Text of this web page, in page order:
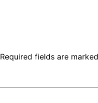
Required fields are marked